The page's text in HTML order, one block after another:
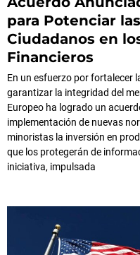
para Potenciar
Ciudadanos en
Financieros
En un esfuerzo por fortalecer
garantizar la integridad del
Europeo ha logrado un
implementación de nuevas
minoristas la inversión en
que los protegerán de
iniciativa, impulsada